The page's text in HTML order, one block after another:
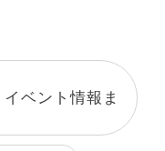
ベント情報ま